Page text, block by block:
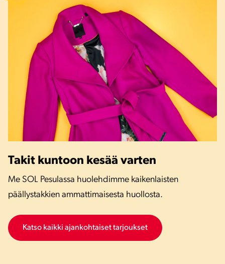
Takit kuntoon kesää varten
Me SOL Pesulassa huolehdimme kaikenlaisten
päällystakkien ammattimaisesta huollosta.
Katso kaikki ajankohtaiset tarjoukset